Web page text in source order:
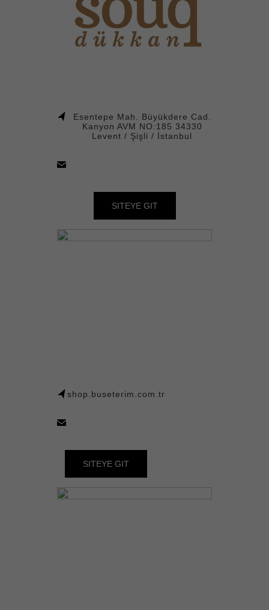
shop.buseterim.com.tr
SITEYE GIT
Esentepe Mah. Büyükdere Cad.
Kanyon AVM NO:185 34330
Levent / Şişli / İstanbul
SITEYE GIT